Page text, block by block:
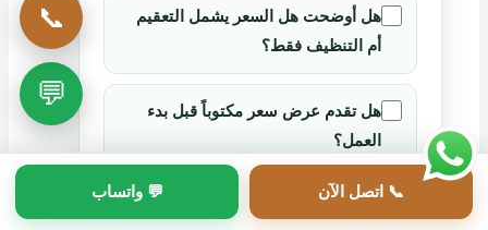
هل أوضحت هل السعر يشمل التعقيم
أم التنظيف فقط؟
هل تقدم عرض سعر مكتوباً قبل بدء
العمل؟
هل توضح نوع مادة التعقيم وطريقة
💬
📞
📞 اتصل الآن 💬 واتساب